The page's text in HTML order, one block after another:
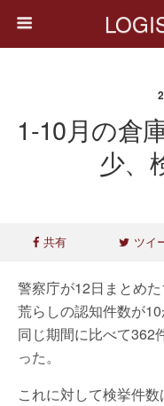
1-10月の倉
少、
共有 ツイ
警察庁が12日まとめ
荒らしの認知件数が
同じ期間に比べて362
った。
これに対して検挙件